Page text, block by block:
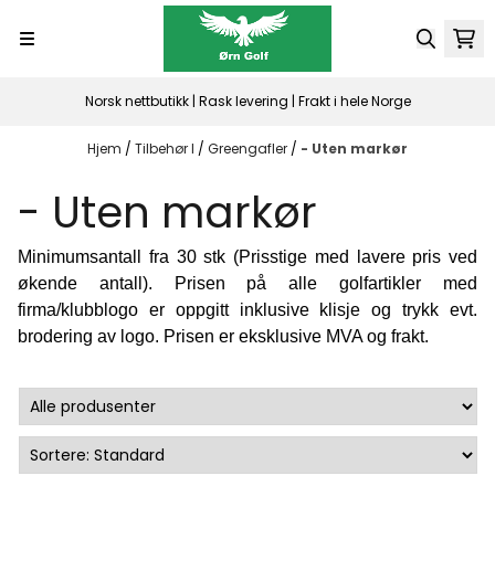
Norsk nettbutikk | Rask levering | Frakt i hele Norge
Hjem / Tilbehør I / Greengafler / - Uten markør
- Uten markør
Minimumsantall fra 30 stk (Prisstige med lavere pris ved
økende antall). Prisen på alle golfartikler med
firma/klubblogo er oppgitt inklusive klisje og trykk evt.
brodering av logo. Prisen er eksklusive MVA og frakt.